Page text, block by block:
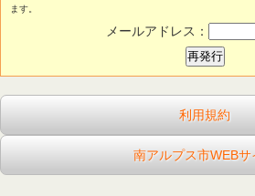
ます。
メールアドレス：
利用規約
南アルプス市WEBサ